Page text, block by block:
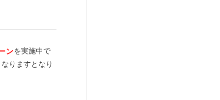
ンを実施中で
りますとなり